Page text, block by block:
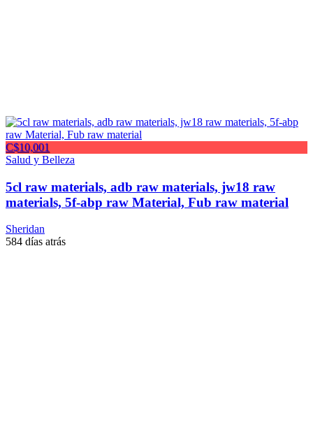
C$10,001
Salud y Belleza
5cl raw materials, adb raw materials, jw18 raw
materials, 5f-abp raw Material, Fub raw material
Sheridan
584 días atrás